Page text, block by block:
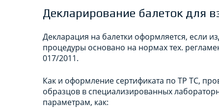
Декларирование балеток для
Декларация на балетки оформляется, если
процедуры основано на нормах тех.
017/2011.
Как и оформление сертификата по ТР ТС,
образцов в специализированных
параметрам, как: